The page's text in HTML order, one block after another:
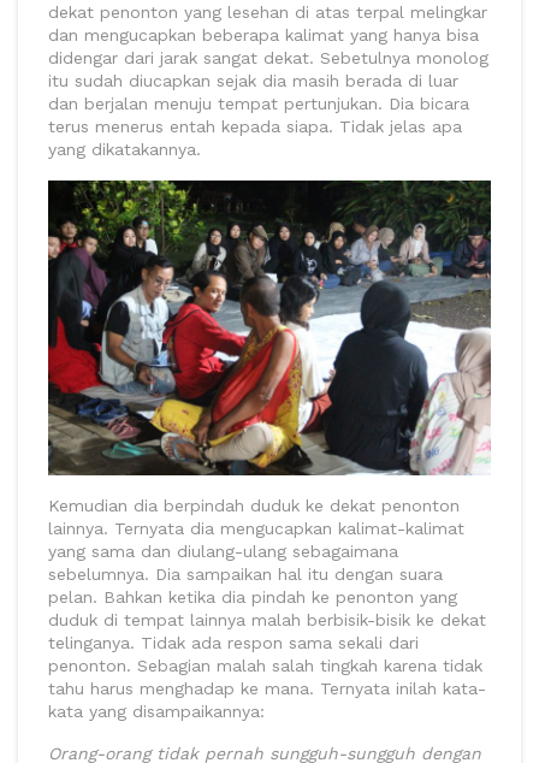
dekat penonton yang lesehan di atas terpal melingkar
dan mengucapkan beberapa kalimat yang hanya bisa
didengar dari jarak sangat dekat. Sebetulnya monolog
itu sudah diucapkan sejak dia masih berada di luar
dan berjalan menuju tempat pertunjukan. Dia bicara
terus menerus entah kepada siapa. Tidak jelas apa
yang dikatakannya.
Kemudian dia berpindah duduk ke dekat penonton
lainnya. Ternyata dia mengucapkan kalimat-kalimat
yang sama dan diulang-ulang sebagaimana
sebelumnya. Dia sampaikan hal itu dengan suara
pelan. Bahkan ketika dia pindah ke penonton yang
duduk di tempat lainnya malah berbisik-bisik ke dekat
telinganya. Tidak ada respon sama sekali dari
penonton. Sebagian malah salah tingkah karena tidak
tahu harus menghadap ke mana. Ternyata inilah kata-
kata yang disampaikannya:
Orang-orang tidak pernah sungguh-sungguh dengan